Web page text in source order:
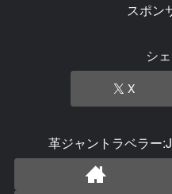
スポン
シ
X
革ジャントラベラー